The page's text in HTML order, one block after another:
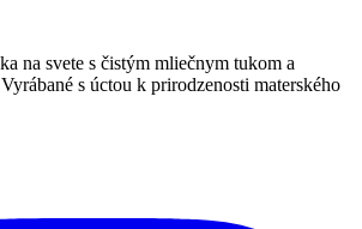
na svete s čistým mliečnym tukom a
s úctou k prirodzenosti materského